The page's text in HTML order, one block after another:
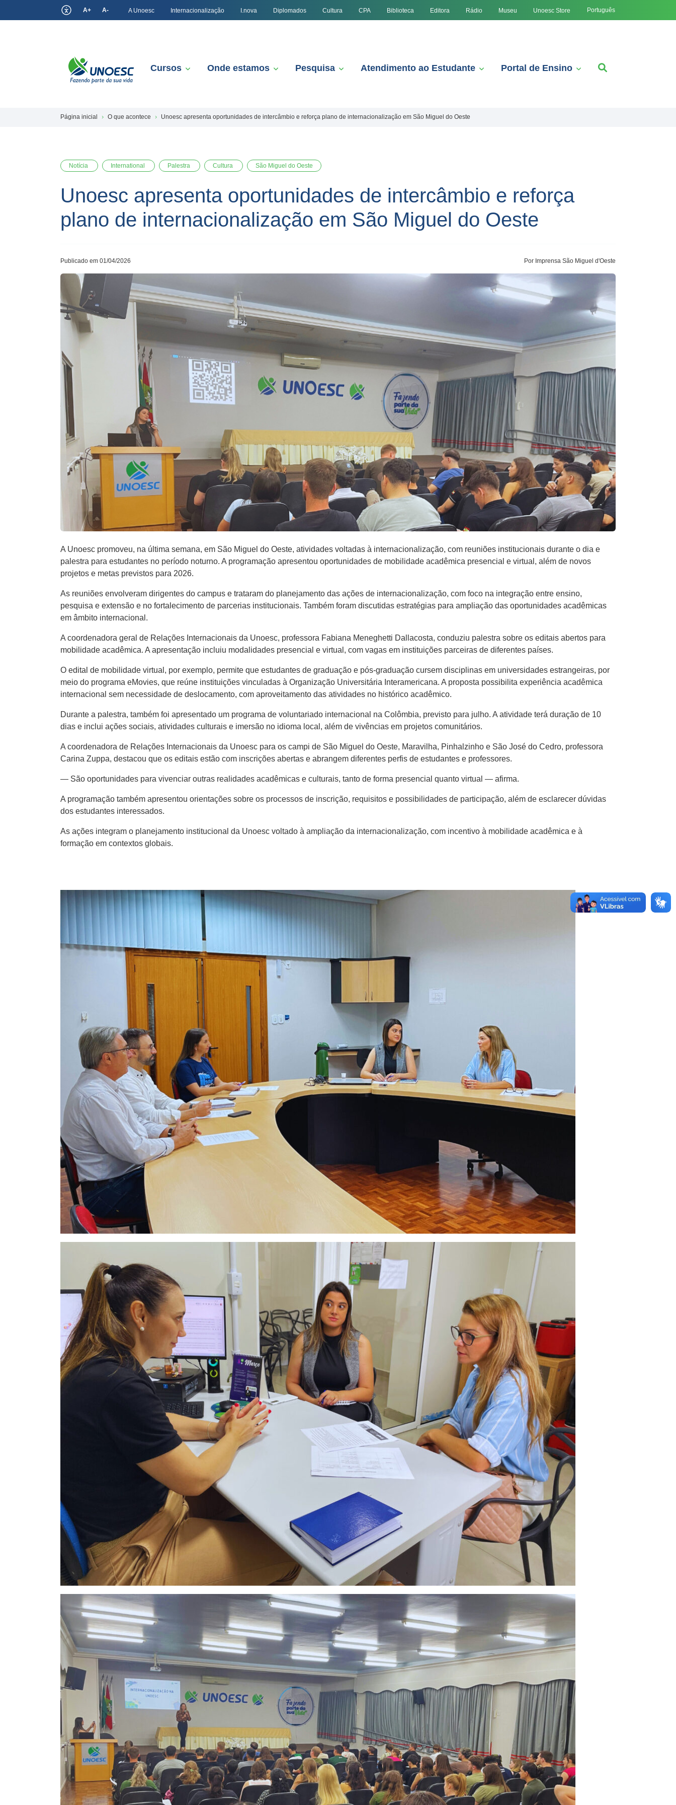
A+ A- A Unoesc Internacionalização I.nova Diplomados Cultura CPA Biblioteca Editora Rádio Museu Unoesc Store Português
Cursos Onde estamos Pesquisa Atendimento ao Estudante Portal de Ensino
Página inicial O que acontece Unoesc apresenta oportunidades de intercâmbio e reforça plano de internacionalização em São Miguel do Oeste
Notícia International Palestra Cultura São Miguel do Oeste
Unoesc apresenta oportunidades de intercâmbio e reforça
plano de internacionalização em São Miguel do Oeste
Publicado em 01/04/2026 Por Imprensa São Miguel d'Oeste
A Unoesc promoveu, na última semana, em São Miguel do Oeste, atividades voltadas à internacionalização, com reuniões institucionais durante o dia e
palestra para estudantes no período noturno. A programação apresentou oportunidades de mobilidade acadêmica presencial e virtual, além de novos
projetos e metas previstos para 2026.
As reuniões envolveram dirigentes do campus e trataram do planejamento das ações de internacionalização, com foco na integração entre ensino,
pesquisa e extensão e no fortalecimento de parcerias institucionais. Também foram discutidas estratégias para ampliação das oportunidades acadêmicas
em âmbito internacional.
A coordenadora geral de Relações Internacionais da Unoesc, professora Fabiana Meneghetti Dallacosta, conduziu palestra sobre os editais abertos para
mobilidade acadêmica. A apresentação incluiu modalidades presencial e virtual, com vagas em instituições parceiras de diferentes países.
O edital de mobilidade virtual, por exemplo, permite que estudantes de graduação e pós-graduação cursem disciplinas em universidades estrangeiras, por
meio do programa eMovies, que reúne instituições vinculadas à Organização Universitária Interamericana. A proposta possibilita experiência acadêmica
internacional sem necessidade de deslocamento, com aproveitamento das atividades no histórico acadêmico.
Durante a palestra, também foi apresentado um programa de voluntariado internacional na Colômbia, previsto para julho. A atividade terá duração de 10
dias e inclui ações sociais, atividades culturais e imersão no idioma local, além de vivências em projetos comunitários.
A coordenadora de Relações Internacionais da Unoesc para os campi de São Miguel do Oeste, Maravilha, Pinhalzinho e São José do Cedro, professora
Carina Zuppa, destacou que os editais estão com inscrições abertas e abrangem diferentes perfis de estudantes e professores.
— São oportunidades para vivenciar outras realidades acadêmicas e culturais, tanto de forma presencial quanto virtual — afirma.
A programação também apresentou orientações sobre os processos de inscrição, requisitos e possibilidades de participação, além de esclarecer dúvidas
dos estudantes interessados.
As ações integram o planejamento institucional da Unoesc voltado à ampliação da internacionalização, com incentivo à mobilidade acadêmica e à
formação em contextos globais.